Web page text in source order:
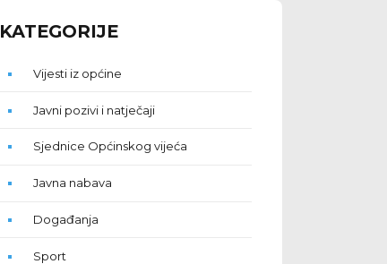
KATEGORIJE
Vijesti iz općine
Javni pozivi i natječaji
Sjednice Općinskog vijeća
Javna nabava
Događanja
Sport